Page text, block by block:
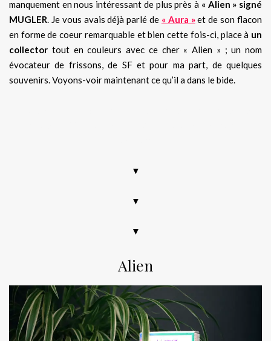
manquement en nous intéressant de plus près à « Alien » signé
MUGLER. Je vous avais déjà parlé de « Aura »et de son flacon
en forme de coeur remarquable et bien cette fois-ci, place à un
collector tout en couleurs avec ce cher « Alien » ; un nom
évocateur de frissons, de SF et pour ma part, de quelques
souvenirs. Voyons-voir maintenant ce qu’il a dans le bide.
▼
▼
▼
Alien